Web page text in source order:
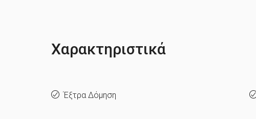
Χαρακτηριστικά
Έξτρα Δόμηση